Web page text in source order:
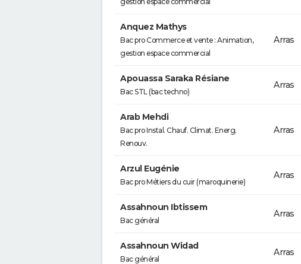
Anquez Mathys
Bac pro Commerce et vente : Animation,
gestion espace commercial
Arras
Apouassa Saraka Résiane
Bac STL (bac techno)
Arras
Arab Mehdi
Bac pro Instal. Chauf. Climat. Energ.
Renouv.
Arras
Arzul Eugénie
Bac pro Métiers du cuir (maroquinerie)
Arras
Assahnoun Ibtissem
Bac général
Arras
Assahnoun Widad
Bac général
Arras